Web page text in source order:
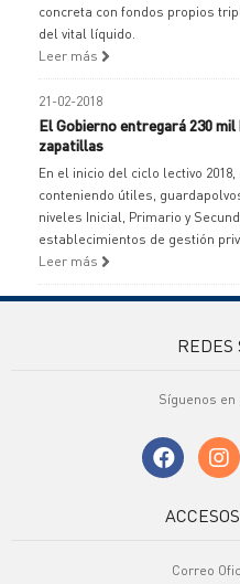
concreta con fondos propios
del vital líquido.
Leer más
21-02-2018
El Gobierno entregará 230
zapatillas
En el inicio del ciclo lectivo
conteniendo útiles,
niveles Inicial, Primario y
establecimientos de gestión
Leer más
REDES
Síguenos
Correo